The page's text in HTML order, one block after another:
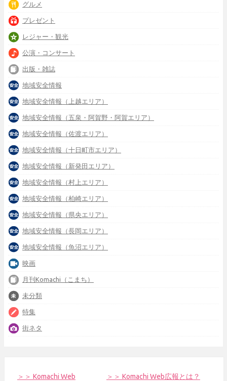
グルメ
プレゼント
レジャー・観光
公演・コンサート
出版・雑誌
地域安全情報
地域安全情報（上越エリア）
地域安全情報（五泉・阿賀野・阿賀エリア）
地域安全情報（佐渡エリア）
地域安全情報（十日町市エリア）
地域安全情報（新発田エリア）
地域安全情報（村上エリア）
地域安全情報（柏崎エリア）
地域安全情報（県央エリア）
地域安全情報（長岡エリア）
地域安全情報（魚沼エリア）
映画
月刊Komachi（こまち）
未分類
特集
街ネタ
＞＞ Komachi Web ＞＞ Komachi Web広報とは？